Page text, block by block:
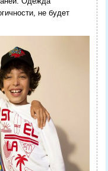
не будет